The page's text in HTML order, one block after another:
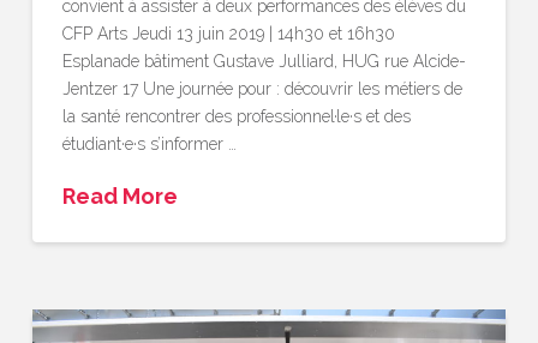
convient à assister à deux performances des élèves du
CFP Arts Jeudi 13 juin 2019 | 14h30 et 16h30
Esplanade bâtiment Gustave Julliard, HUG rue Alcide-
Jentzer 17 Une journée pour : découvrir les métiers de
la santé rencontrer des professionnel·le·s et des
étudiant·e·s s’informer …
Read More